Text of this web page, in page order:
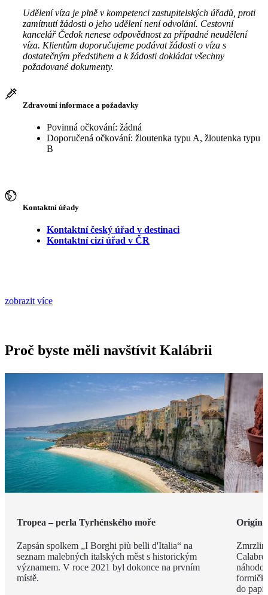
Udělení víza je plně v kompetenci zastupitelských úřadů, proti
zamítnutí žádosti o jeho udělení není odvolání. Cestovní
kancelář Čedok nenese odpovědnost za případné neudělení
víza. Klientům doporučujeme podávat žádosti o víza s
dostatečným předstihem a k žádosti dokládat všechny
požadované dokumenty.
Zdravotní informace a požadavky
Povinná očkování: žádná
Doporučená očkování: žloutenka typu A, žloutenka typu
B
Kontaktní úřady
Kontaktní český úřad v destinaci
Kontaktní cizí úřad v ČR
zobrazit více
Proč byste měli navštívit Kalábrii
Tropea – perla Tyrhénského moře
Zapsán spolkem „I Borghi più belli d'Italia“ na
seznam malebných italských měst s historickým
významem. V roce 2021 byl dokonce na prvním
místě.
do